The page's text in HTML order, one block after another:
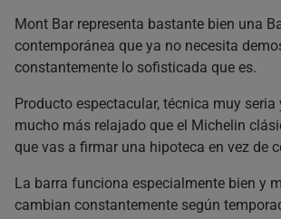
Mont Bar representa bastante bien una
contemporánea que ya no necesita
constantemente lo sofisticada que es.
Producto espectacular, técnica muy
mucho más relajado que el Michelin
que vas a firmar una hipoteca en vez de
La barra funciona especialmente bien y
cambian constantemente según